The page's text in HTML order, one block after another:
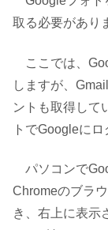
取る必要があり
ここでは、
しますが、
ントも取得して
トでGoogleに
パソコンで
Chromeのブラ
き、右上に表示